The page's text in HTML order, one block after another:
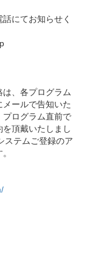
にてお知らせく
、各プログラム
ールで告知いた
プログラム直前で
頂戴いたしまし
ステムご登録のア